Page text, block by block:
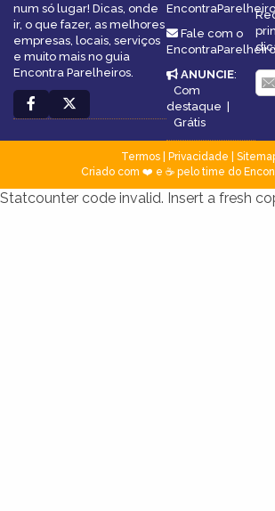
num só lugar! Dicas, onde
ir, o que fazer, as melhores
empresas, locais, serviços
e muito mais no guia
Encontra Parelheiros.
Fale com o
ANUNCIE:
Com
destaque |
Grátis
Termos| Privacidade
Criado com ❤️ e ☕ pelo time do
Statcounter code invalid. Insert a fresh